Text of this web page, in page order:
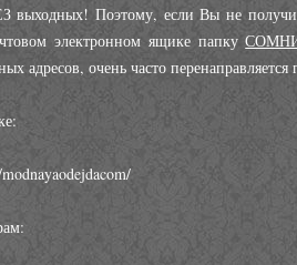
выходных! Поэтому, если Вы не
электронном ящике папку
адресов, очень часто